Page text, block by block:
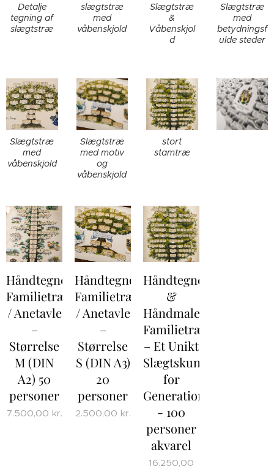
Detalje
tegning af
slægtstræ
slægtstræ
med
våbenskjold
Slægtstræ
&
Våbenskjol
d
Slægtstræ
med
betydningsf
ulde steder
Slægtstræ
med
våbenskjold
Slægtstræ
med motiv
og
våbenskjold
stort
stamtræ
Håndtegnet
Familietræ
/ Anetavle
–
Størrelse
M (DIN
A2) 50
personer
7.500,00 kr.
Håndtegnet
Familietræ
/ Anetavle
–
Størrelse
S (DIN A3)
20
personer
2.500,00 kr.
Håndtegnet
&
Håndmalet
Familietræ
– Et Unikt
Slægtskunstværk
for
Generationer
- 100
personer
akvarel
16.250,00